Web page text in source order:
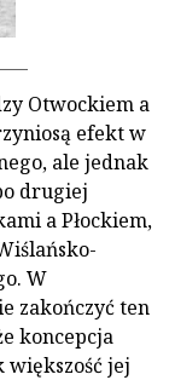
Otwockiem a
efekt w
ale jednak
drugiej
a Płockiem,
W
zakończyć ten
koncepcja
większość jej